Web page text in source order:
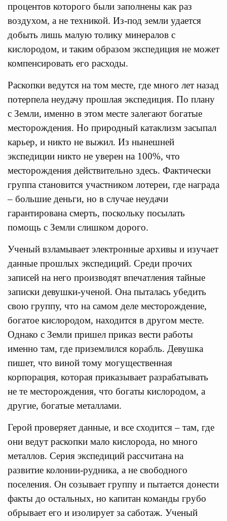
процентов которого были заполнены как раз
воздухом, а не техникой. Из-под земли удается
добыть лишь малую толику минералов с
кислородом, и таким образом экспедиция не может
компенсировать его расходы.
Раскопки ведутся на том месте, где много лет назад
потерпела неудачу прошлая экспедиция. По плану
с Земли, именно в этом месте залегают богатые
месторождения. Но природный катаклизм засыпал
карьер, и никто не выжил. Из нынешней
экспедиции никто не уверен на 100%, что
месторождения действительно здесь. Фактически
группа становится участником лотереи, где награда
– большие деньги, но в случае неудачи
гарантирована смерть, поскольку посылать
помощь с Земли слишком дорого.
Ученый взламывает электронные архивы и изучает
данные прошлых экспедиций. Среди прочих
записей на него производят впечатления тайные
записки девушки-ученой. Она пыталась убедить
свою группу, что на самом деле месторождение,
богатое кислородом, находится в другом месте.
Однако с Земли пришел приказ вести работы
именно там, где приземлился корабль. Девушка
пишет, что виной тому могущественная
корпорация, которая приказывает разрабатывать
не те месторождения, что богаты кислородом, а
другие, богатые металлами.
Герой проверяет данные, и все сходится – там, где
они ведут раскопки мало кислорода, но много
металлов. Серия экспедиций рассчитана на
развитие колонии-рудника, а не свободного
поселения. Он созывает группу и пытается донести
факты до остальных, но капитан команды грубо
обрывает его и изолирует за саботаж. Ученый